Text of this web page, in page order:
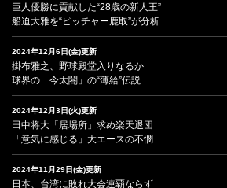
巨人優勝に貢献した“28歳の新人王”
船迫大雅を“ピッチャー鹿取”が分析
2024年12月6日(金)更新
掛布雅之、野球殿堂入りなるか
球界の「今太閤」の“薄給”伝説
2024年12月3日(火)更新
田中将大「居場所」求め楽天退団
「意気に感じる」大エースの不憫
2024年11月29日(金)更新
日本、台湾に敗れ大会連覇ならず